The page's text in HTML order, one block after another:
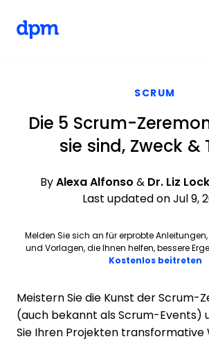
SCRUM
Die 5 Scrum-
sie sind, Zweck &
By Alexa Alfonso & Dr. Liz
Last updated on Jul 9,
Melden Sie sich an für erprobte
und Vorlagen, die Ihnen helfen, bessere
Kostenlos beitreten
Meistern Sie die Kunst der Scrum-
(auch bekannt als Scrum-Events)
Sie Ihren Projekten transformative